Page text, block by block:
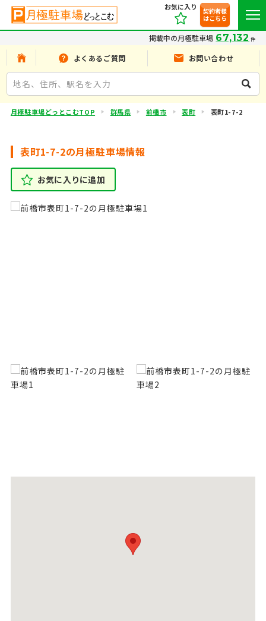
お気に入り
契約者様
はこちら
掲載中の月極駐車場 67,132 件
よくあるご質問 お問い合わせ
月極駐車場どっとこむTOP 群馬県 前橋市 表町 表町1-7-2
表町1-7-2の月極駐車場情報
お気に入りに追加